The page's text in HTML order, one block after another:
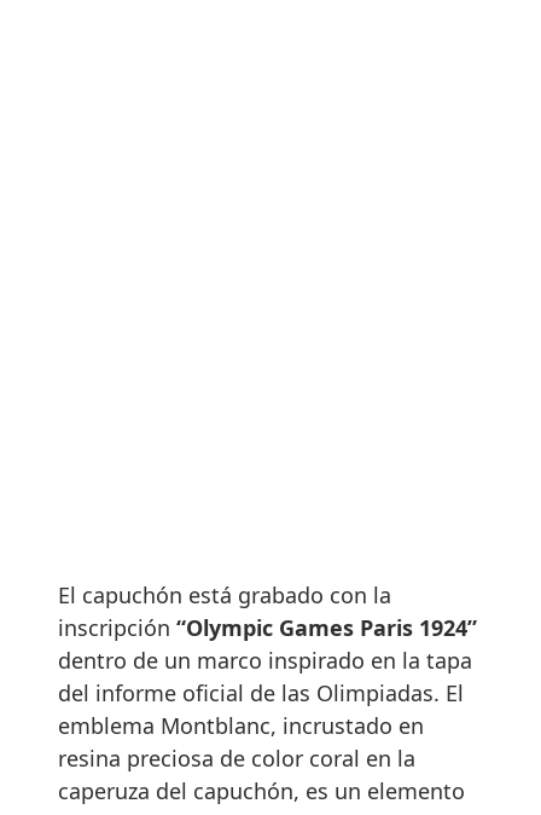
El capuchón está grabado con la
inscripción “Olympic Games Paris 1924”
dentro de un marco inspirado en la tapa
del informe oficial de las Olimpiadas. El
emblema Montblanc, incrustado en
resina preciosa de color coral en la
caperuza del capuchón, es un elemento